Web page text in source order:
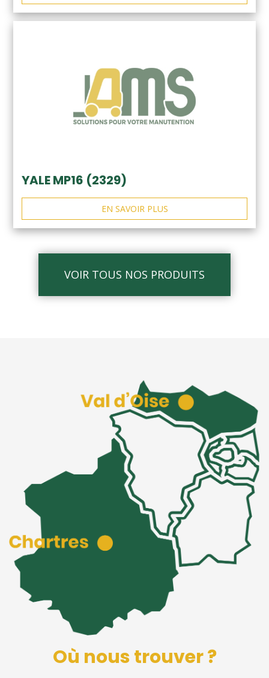
YALE MP16 (2329)
EN SAVOIR PLUS
VOIR TOUS NOS PRODUITS
Où nous trouver ?